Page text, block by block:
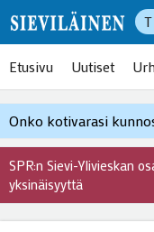
Etusivu Uutiset
Onko kotivarasi
SPR:n Sievi-Ylivieskan
yksinäisyyttä